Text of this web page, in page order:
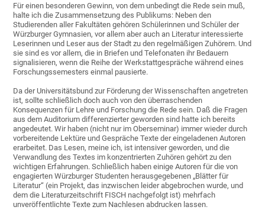
Für einen besonderen Gewinn, von dem unbedingt die Rede sein muß,
halte ich die Zusammensetzung des Publikums: Neben den
Studierenden aller Fakultäten gehören Schülerinnen und Schüler der
Würzburger Gymnasien, vor allem aber auch an Literatur interessierte
Leserinnen und Leser aus der Stadt zu den regelmäßigen Zuhörern. Und
sie sind es vor allem, die in Briefen und Telefonaten ihr Bedauern
signalisieren, wenn die Reihe der Werkstattgespräche während eines
Forschungssemesters einmal pausierte.
Da der Universitätsbund zur Förderung der Wissenschaften angetreten
ist, sollte schließlich doch auch von den überraschenden
Konsequenzen für Lehre und Forschung die Rede sein. Daß die Fragen
aus dem Auditorium differenzierter geworden sind hatte ich bereits
angedeutet. Wir haben (nicht nur im Oberseminar) immer wieder durch
vorbereitende Lektüre und Gespräche Texte der eingeladenen Autoren
erarbeitet. Das Lesen, meine ich, ist intensiver geworden, und die
Verwandlung des Textes im konzentrierten Zuhören gehört zu den
wichtigen Erfahrungen. Schließlich haben einige Autoren für die von
engagierten Würzburger Studenten herausgegebenen „Blätter für
Literatur“ (ein Projekt, das inzwischen leider abgebrochen wurde, und
dem die Literaturzeitschrift FISCH nachgefolgt ist) mehrfach
unveröffentlichte Texte zum Nachlesen abdrucken lassen.